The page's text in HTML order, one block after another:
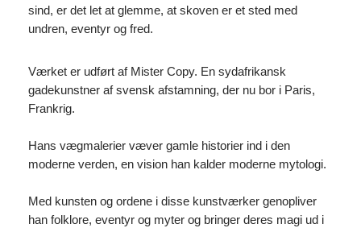
sind, er det let at glemme, at skoven er et sted med
undren, eventyr og fred.
Værket er udført af Mister Copy. En sydafrikansk
gadekunstner af svensk afstamning, der nu bor i Paris,
Frankrig.
Hans vægmalerier væver gamle historier ind i den
moderne verden, en vision han kalder moderne mytologi.
Med kunsten og ordene i disse kunstværker genopliver
han folklore, eventyr og myter og bringer deres magi ud i